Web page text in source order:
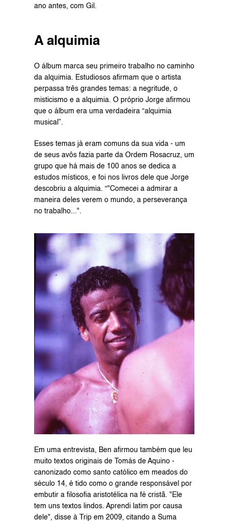
ano antes, com Gil.
A alquimia
O álbum marca seu primeiro trabalho no caminho
da alquimia. Estudiosos afirmam que o artista
perpassa três grandes temas: a negritude, o
misticismo e a alquimia. O próprio Jorge afirmou
que o álbum era uma verdadeira “alquimia
musical”.
Esses temas já eram comuns da sua vida - um
de seus avôs fazia parte da Ordem Rosacruz, um
grupo que há mais de 100 anos se dedica a
estudos místicos, e foi nos livros dele que Jorge
descobriu a alquimia. “"Comecei a admirar a
maneira deles verem o mundo, a perseverança
no trabalho...".
Em uma entrevista, Ben afirmou também que leu
muito textos originais de Tomás de Aquino -
canonizado como santo católico em meados do
século 14, é tido como o grande responsável por
embutir a filosofia aristotélica na fé cristã. "Ele
tem uns textos lindos. Aprendi latim por causa
dele", disse à Trip em 2009, citando a Suma